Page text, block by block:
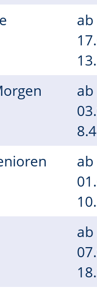
ab
ab
ab
ab